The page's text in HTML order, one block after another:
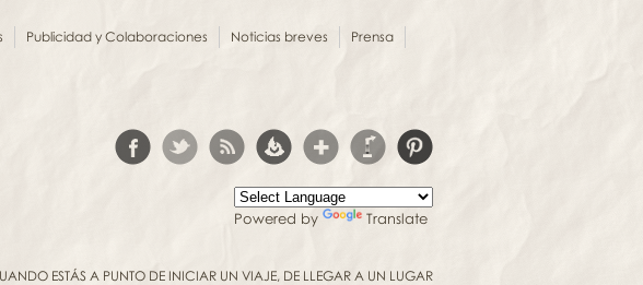
Publicidad y Colaboraciones Noticias breves Prensa
Powered by Translate
ESTÁS A PUNTO DE INICIAR UN VIAJE, DE LLEGAR A UN LUGAR